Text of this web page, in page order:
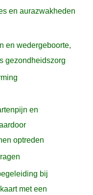
en aurazwakheden
en wedergeboorte,
gezondheidszorg
en
optreden
bij
met een